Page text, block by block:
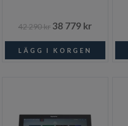
42 290 kr 38 779 kr